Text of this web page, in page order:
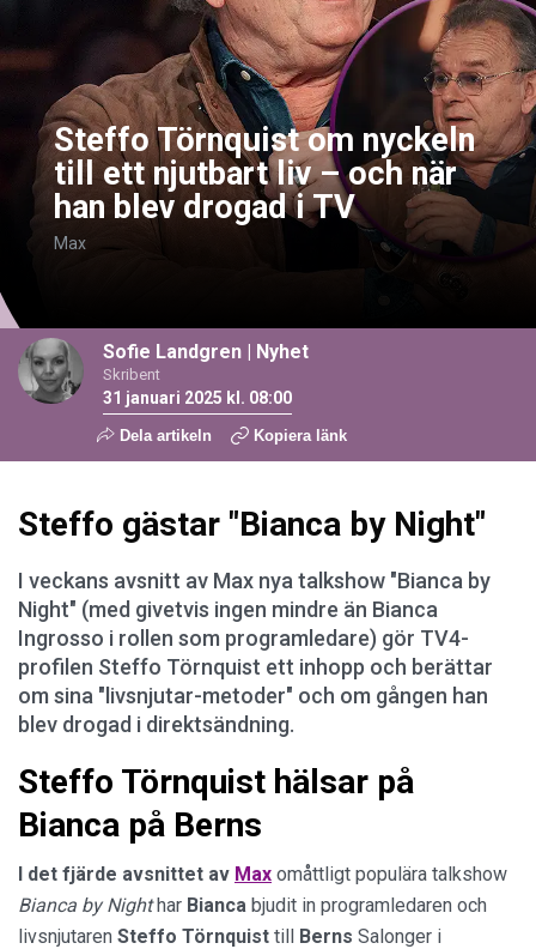
Steffo Törnquist om nyckeln
till ett njutbart liv – och när
han blev drogad i TV
Max
Sofie Landgren | Nyhet
Skribent
31 januari 2025 kl. 08:00
Dela artikeln Kopiera länk
Steffo gästar "Bianca by Night"
I veckans avsnitt av Max nya talkshow "Bianca by
Night" (med givetvis ingen mindre än Bianca
Ingrosso i rollen som programledare) gör TV4-
profilen Steffo Törnquist ett inhopp och berättar
om sina "livsnjutar-metoder" och om gången han
blev drogad i direktsändning.
Steffo Törnquist hälsar på
Bianca på Berns
I det fjärde avsnittet av Max omåttligt populära talkshow
Bianca by Nighthar Bianca bjudit in programledaren och
livsnjutaren Steffo Törnquist till Berns Salonger i